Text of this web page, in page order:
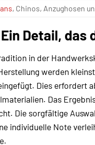
, Chinos, Anzughosen
Detail, das
in der
werden
Dies erfordert
Das
Die sorgfältige
individuelle Note